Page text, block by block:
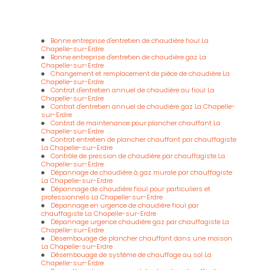
Bonne entreprise d'entretien de chaudière fioul La
Chapelle-sur-Erdre
Bonne entreprise d'entretien de chaudière gaz La
Chapelle-sur-Erdre
Changement et remplacement de pièce de chaudière La
Chapelle-sur-Erdre
Contrat d'entretien annuel de chaudière au fioul La
Chapelle-sur-Erdre
Contrat d'entretien annuel de chaudière gaz La Chapelle-
sur-Erdre
Contrat de maintenance pour plancher chauffant La
Chapelle-sur-Erdre
Contrat entretien de plancher chauffant par chauffagiste
La Chapelle-sur-Erdre
Contrôle de pression de chaudière par chauffagiste La
Chapelle-sur-Erdre
Dépannage de chaudière à gaz murale par chauffagiste
La Chapelle-sur-Erdre
Dépannage de chaudière fioul pour particuliers et
professionnels La Chapelle-sur-Erdre
Dépannage en urgence de chaudière fioul par
chauffagiste La Chapelle-sur-Erdre
Dépannage urgence chaudière gaz par chauffagiste La
Chapelle-sur-Erdre
Désembouage de plancher chauffant dans une maison
La Chapelle-sur-Erdre
Désembouage de système de chauffage au sol La
Chapelle-sur-Erdre